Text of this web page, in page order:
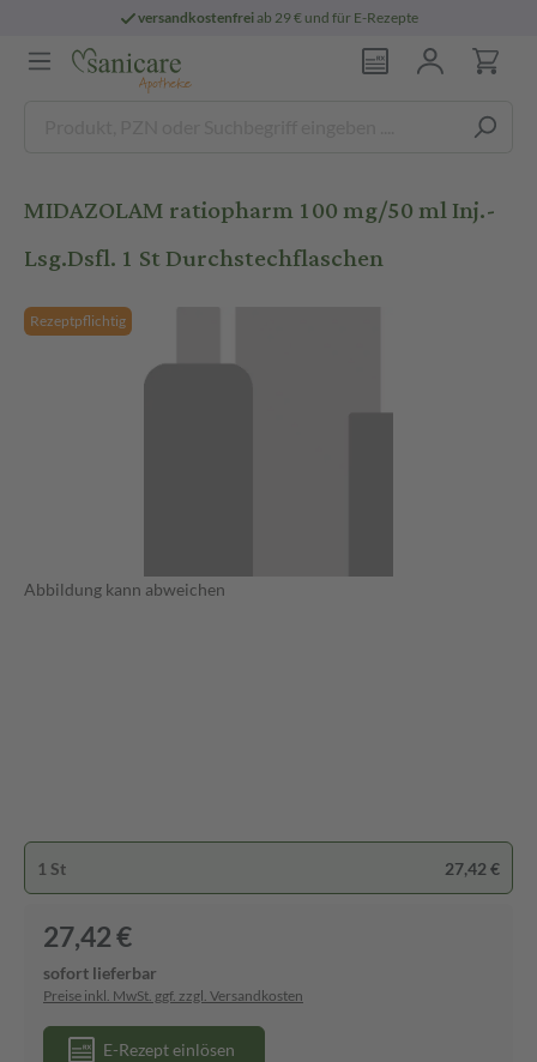
versandkostenfreiab 29 € und für E-Rezepte
MIDAZOLAM ratiopharm 100 mg/50 ml Inj.-
Lsg.Dsfl. 1 St Durchstechflaschen
Rezeptpflichtig
Abbildung kann abweichen
1 St 27,42 €
27,42 €
sofort lieferbar
Preise inkl. MwSt. ggf. zzgl. Versandkosten
E-Rezept einlösen